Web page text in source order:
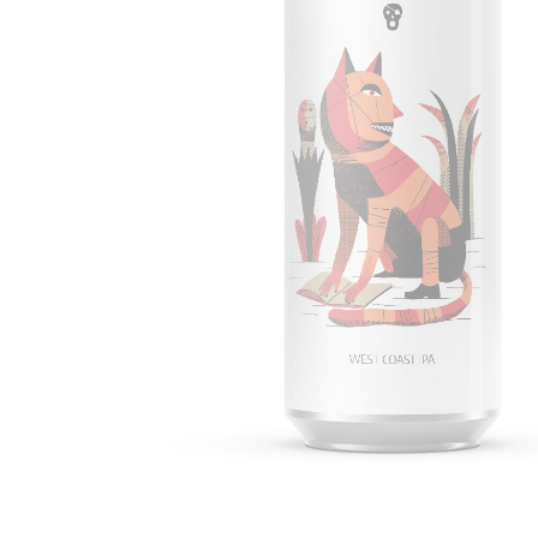
Hit enter to search or ESC to close